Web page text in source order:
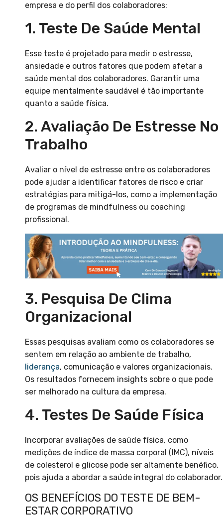
empresa e do perfil dos colaboradores:
1. Teste De Saúde Mental
Esse teste é projetado para medir o estresse,
ansiedade e outros fatores que podem afetar a
saúde mental dos colaboradores. Garantir uma
equipe mentalmente saudável é tão importante
quanto a saúde física.
2. Avaliação De Estresse No
Trabalho
Avaliar o nível de estresse entre os colaboradores
pode ajudar a identificar fatores de risco e criar
estratégias para mitigá-los, como a implementação
de programas de mindfulness ou coaching
profissional.
3. Pesquisa De Clima
Organizacional
Essas pesquisas avaliam como os colaboradores se
sentem em relação ao ambiente de trabalho,
liderança, comunicação e valores organizacionais.
Os resultados fornecem insights sobre o que pode
ser melhorado na cultura da empresa.
4. Testes De Saúde Física
Incorporar avaliações de saúde física, como
medições de índice de massa corporal (IMC), níveis
de colesterol e glicose pode ser altamente benéfico,
pois ajuda a abordar a saúde integral do colaborador.
OS BENEFÍCIOS DO TESTE DE BEM-
ESTAR CORPORATIVO